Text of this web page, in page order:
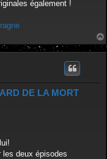
également !
DE LA MORT
les deux épisodes